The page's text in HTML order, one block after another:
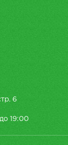
6
19:00